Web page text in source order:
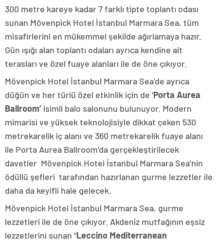
300 metre kareye kadar 7 farklı tipte toplantı odası
sunan Mövenpick Hotel İstanbul Marmara Sea, tüm
misafirlerini en mükemmel şekilde ağırlamaya hazır.
Gün ışığı alan toplantı odaları ayrıca kendine ait
terasları ve özel fuaye alanları ile de öne çıkıyor.
Mövenpick Hotel İstanbul Marmara Sea’de ayrıca
düğün ve her türlü özel etkinlik için de ‘Porta Aurea
Ballroom’ isimli balo salonunu bulunuyor. Modern
mimarisi ve yüksek teknolojisiyle dikkat çeken 530
metrekarelik iç alanı ve 360 metrekarelik fuaye alanı
ile Porta Aurea Ballroom’da gerçekleştirilecek
davetler Mövenpick Hotel İstanbul Marmara Sea’nin
ödüllü şefleri tarafından hazırlanan gurme lezzetler ile
daha da keyifli hale gelecek.
Mövenpick Hotel İstanbul Marmara Sea, gurme
lezzetleri ile de öne çıkıyor. Akdeniz mutfağının eşsiz
lezzetlerini sunan “Leccino Mediterranean